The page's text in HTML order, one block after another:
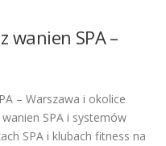
wanien SPA –
– Warszawa i okolice
SPA i systemów
SPA i klubach fitness na